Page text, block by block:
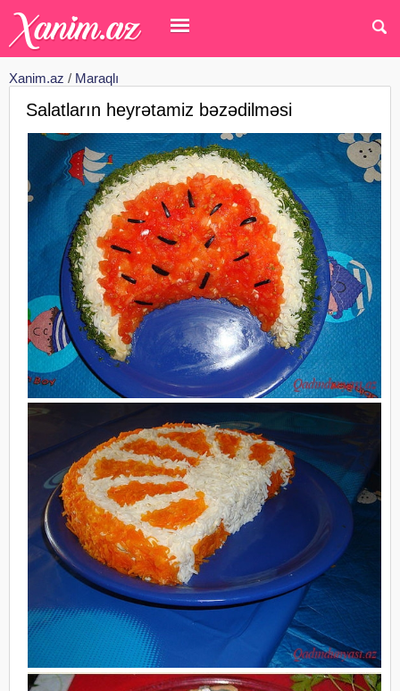
Xanim.az / Maraqlı
Salatların heyrətamiz bəzədilməsi